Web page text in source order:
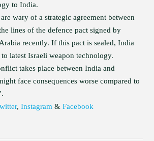
to India.
wary of a strategic agreement between
lines of the defence pact signed by
recently. If this pact is sealed, India
latest Israeli weapon technology.
takes place between India and
face consequences worse compared to
,Instagram &Facebook